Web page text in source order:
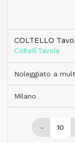
COLTELLO
Coltelli Tavola
Noleggiato a
Milano
-